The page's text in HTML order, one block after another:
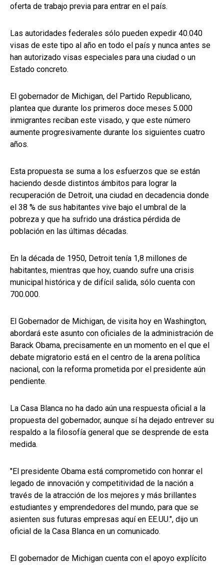
oferta de trabajo previa para entrar en el país.
Las autoridades federales sólo pueden expedir 40.040
visas de este tipo al año en todo el país y nunca antes se
han autorizado visas especiales para una ciudad o un
Estado concreto.
El gobernador de Michigan, del Partido Republicano,
plantea que durante los primeros doce meses 5.000
inmigrantes reciban este visado, y que este número
aumente progresivamente durante los siguientes cuatro
años.
Esta propuesta se suma a los esfuerzos que se están
haciendo desde distintos ámbitos para lograr la
recuperación de Detroit, una ciudad en decadencia donde
el 38 % de sus habitantes vive bajo el umbral de la
pobreza y que ha sufrido una drástica pérdida de
población en las últimas décadas.
En la década de 1950, Detroit tenía 1,8 millones de
habitantes, mientras que hoy, cuando sufre una crisis
municipal histórica y de difícil salida, sólo cuenta con
700.000.
El Gobernador de Michigan, de visita hoy en Washington,
abordará este asunto con oficiales de la administración de
Barack Obama, precisamente en un momento en el que el
debate migratorio está en el centro de la arena política
nacional, con la reforma prometida por el presidente aún
pendiente.
La Casa Blanca no ha dado aún una respuesta oficial a la
propuesta del gobernador, aunque sí ha dejado entrever su
respaldo a la filosofía general que se desprende de esta
medida.
"El presidente Obama está comprometido con honrar el
legado de innovación y competitividad de la nación a
través de la atracción de los mejores y más brillantes
estudiantes y emprendedores del mundo, para que se
asienten sus futuras empresas aquí en EE.UU.", dijo un
oficial de la Casa Blanca en un comunicado.
El gobernador de Michigan cuenta con el apoyo explícito